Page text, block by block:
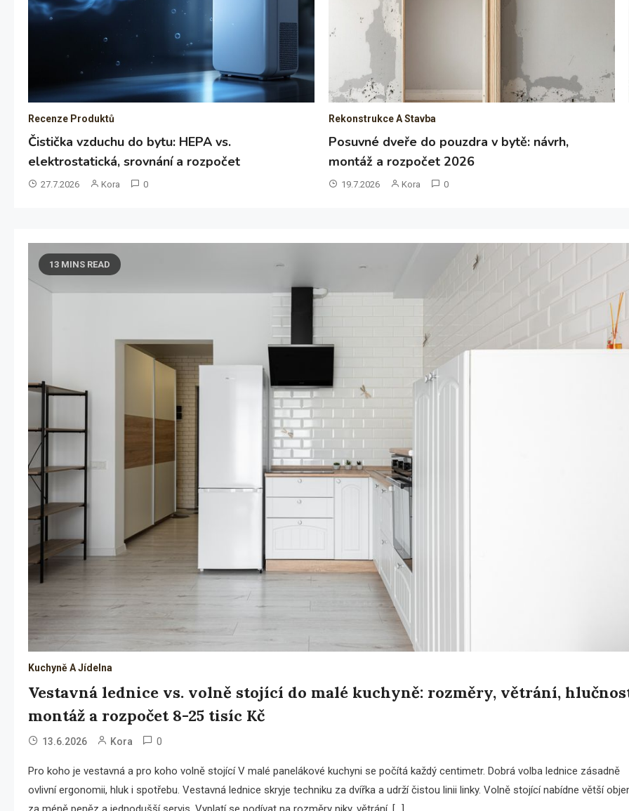
Rekonstrukce A Stavba
Posuvné dveře do pouzdra v bytě: návrh,
montáž a rozpočet 2026
19.7.2026 Kora 0
Rekonstrukce A Stavba
Snížený podhled v paneláku: návrh, montáž a
rozpočet 2026
12.7.2026 Kora 0
13 MINS READ
Kuchyně A Jídelna
Vestavná lednice vs. volně stojící do malé kuchyně: rozměry, větrání,
montáž a rozpočet 8-25 tisíc Kč
13.6.2026 Kora 0
Pro koho je vestavná a pro koho volně stojící V malé panelákové kuchyni se počítá každý centimetr. Dobrá volba lednice zásadně
ovlivní ergonomii, hluk i spotřebu. Vestavná lednice skryje techniku za dvířka a udrží čistou linii linky. Volně stojící nabídne větší